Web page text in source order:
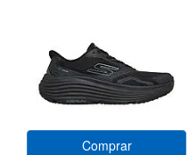
Comprar